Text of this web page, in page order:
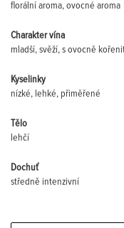
florální aroma, ovocné aroma
Charakter vína
mladší, svěží, s ovocně
Kyselinky
nízké, lehké, přiměřené
Tělo
lehčí
Dochuť
středně intenzivní